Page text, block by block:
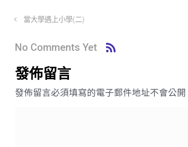
當大學遇上小學(二)
No Comments Yet
發佈留言
發佈留言必須填寫的電子郵件地址不會公開